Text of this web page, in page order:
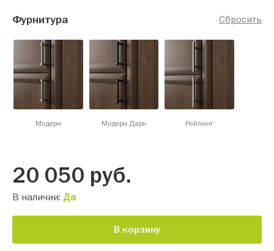
Сбросить
Фурнитура
Модерн Модерн Дарк Рейлинг
20 050 руб.
В наличии: Да
В корзину